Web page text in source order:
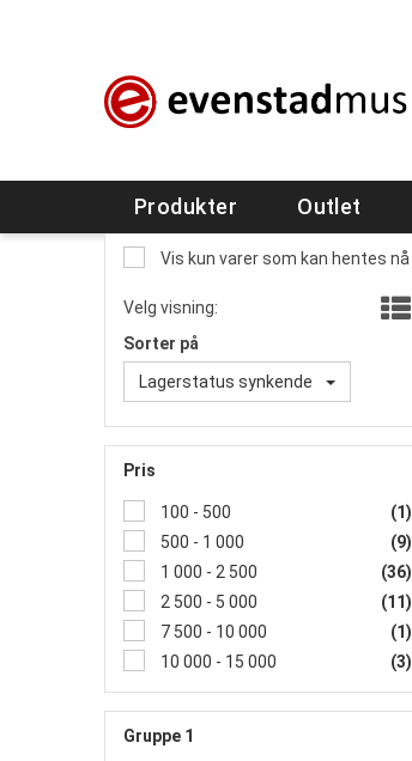
Produkter Outlet
Vis kun varer som kan hentes nå
Velg visning:
Sorter på
Lagerstatus synkende
Pris
100 - 500
(1)
500 - 1 000
(9)
1 000 - 2 500
(36)
2 500 - 5 000
(11)
7 500 - 10 000
(1)
10 000 - 15 000
(3)
Gruppe 1